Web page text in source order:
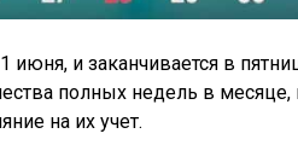
июня, и заканчивается в
полных недель в месяце,
на их учет.